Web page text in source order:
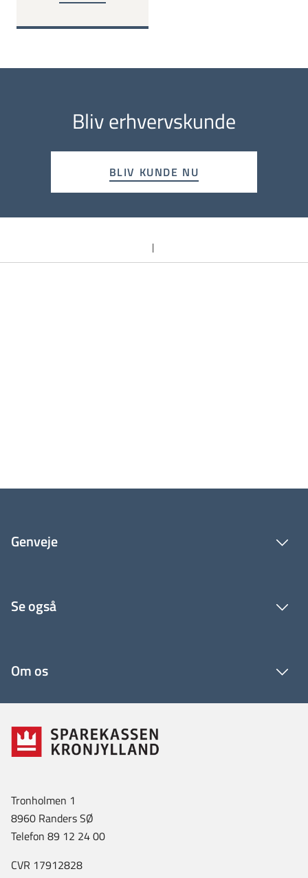
Bliv erhvervskunde
BLIV KUNDE NU
Genveje
Se også
Om os
Tronholmen 1
8960 Randers SØ
Telefon 89 12 24 00
CVR 17912828